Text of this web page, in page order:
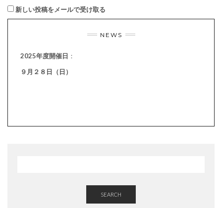
新しい投稿をメールで受け取る
NEWS
2025年度開催日 ：
９月２８日（日）
SEARCH